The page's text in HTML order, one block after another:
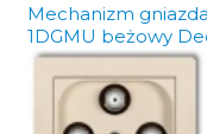
Mechanizm
1DGMU beżowy